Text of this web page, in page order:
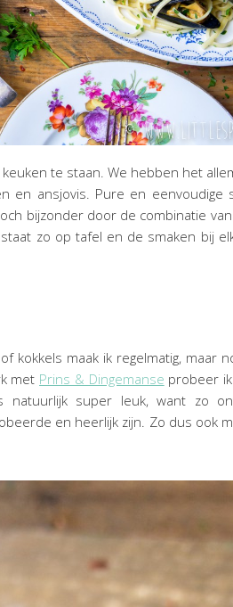
te staan. We hebben het
en ansjovis. Pure en eenvoudige
bijzonder door de combinatie
zo op tafel en de smaken bij
of kokkels maak ik regelmatig, maar
met Prins & Dingemanse probeer
super leuk, want zo
en heerlijk zijn. Zo dus ook